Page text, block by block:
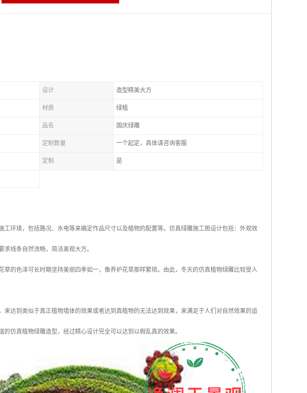
设计 造型精美大方
材质 绿植
品名 国庆绿雕
定制数量 一个起定，具体请咨询客服
定制 是
环境，包括路况、水电等来确定作品尺寸以及植物的配置等。仿真绿雕施工图设计包括：外观效
线条自然流畅，简洁美观大方。
的色泽可长时期坚持美丽四季如一，像养护花草那样繁琐。由此，冬天的仿真植物绿雕比较受人
达到类似于真正植物墙体的效果或者达到真植物的无法达到效果，来满足于人们对自然效果的追
仿真植物绿雕造型，经过精心设计完全可以达到以假乱真的效果。